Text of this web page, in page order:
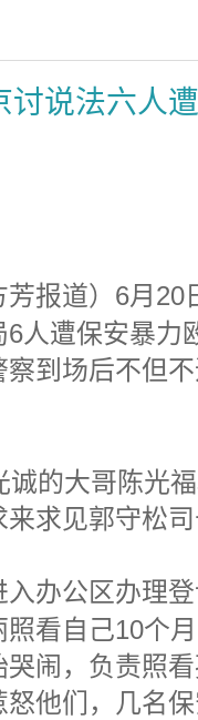
讨说法六人
报道） 6月 20
6人遭保安暴力
到场后不但
诚的大哥陈光
来求见郭守松
入办公区办理
照看自己10个
哭闹，负责照
怒他们，几名